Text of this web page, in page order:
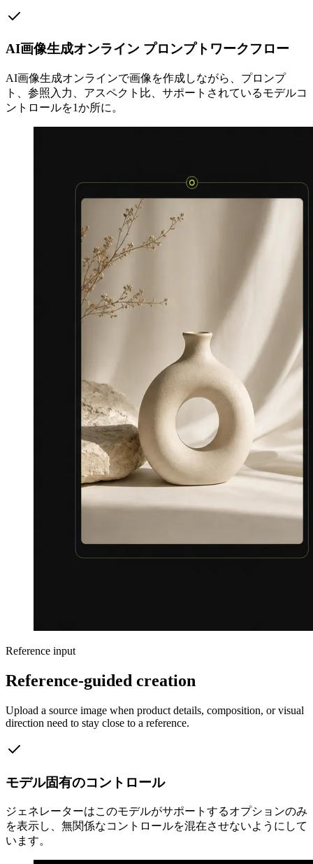
AI画像生成オンライン プロンプトワークフロー
AI画像生成オンラインで画像を作成しながら、プロンプ
ト、参照入力、アスペクト比、サポートされているモデルコ
ントロールを1か所に。
Reference input
Reference-guided creation
Upload a source image when product details, composition, or visual
direction need to stay close to a reference.
モデル固有のコントロール
ジェネレーターはこのモデルがサポートするオプションのみ
を表示し、無関係なコントロールを混在させないようにして
います。